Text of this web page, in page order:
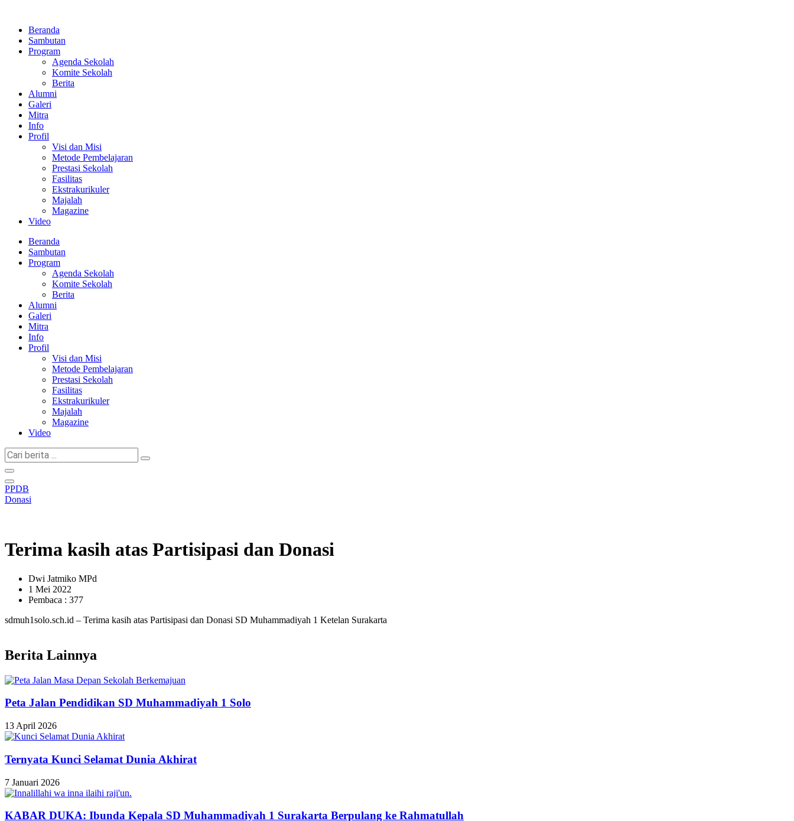
kontenBeranda
Sambutan
Program
Agenda Sekolah
Komite Sekolah
Berita
Alumni
Galeri
Mitra
Info
Profil
Visi dan Misi
Metode Pembelajaran
Prestasi Sekolah
Fasilitas
Ekstrakurikuler
Majalah
Magazine
Video
Beranda
Sambutan
Program
Agenda Sekolah
Komite Sekolah
Berita
Alumni
Galeri
Mitra
Info
Profil
Visi dan Misi
Metode Pembelajaran
Prestasi Sekolah
Fasilitas
Ekstrakurikuler
Majalah
Magazine
Video
Cari
berita
...
PPDB
Donasi
Terima kasih atas Partisipasi dan Donasi
Dwi Jatmiko MPd
1 Mei 2022
Pembaca : 377
sdmuh1solo.sch.id – Terima kasih atas Partisipasi dan Donasi SD Muhammadiyah 1 Ketelan Surakarta
Berita Lainnya
Peta Jalan Pendidikan SD Muhammadiyah 1 Solo
13 April 2026
Ternyata Kunci Selamat Dunia Akhirat
7 Januari 2026
KABAR DUKA: Ibunda Kepala SD Muhammadiyah 1 Surakarta Berpulang ke Rahmatullah